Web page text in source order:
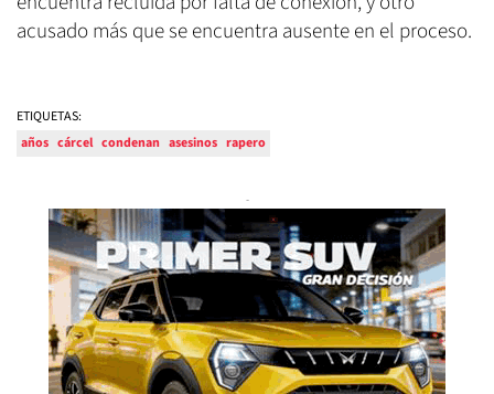
acusado más que se encuentra ausente en el proceso.
ETIQUETAS:
años cárcel condenan asesinos rapero